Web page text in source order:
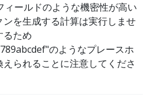
ールドのような機密性が高い
を生成する計算は実行しませ
るため
のようなプレースホ
られることに注意してくださ